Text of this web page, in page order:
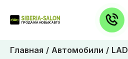
Главная Автомобили